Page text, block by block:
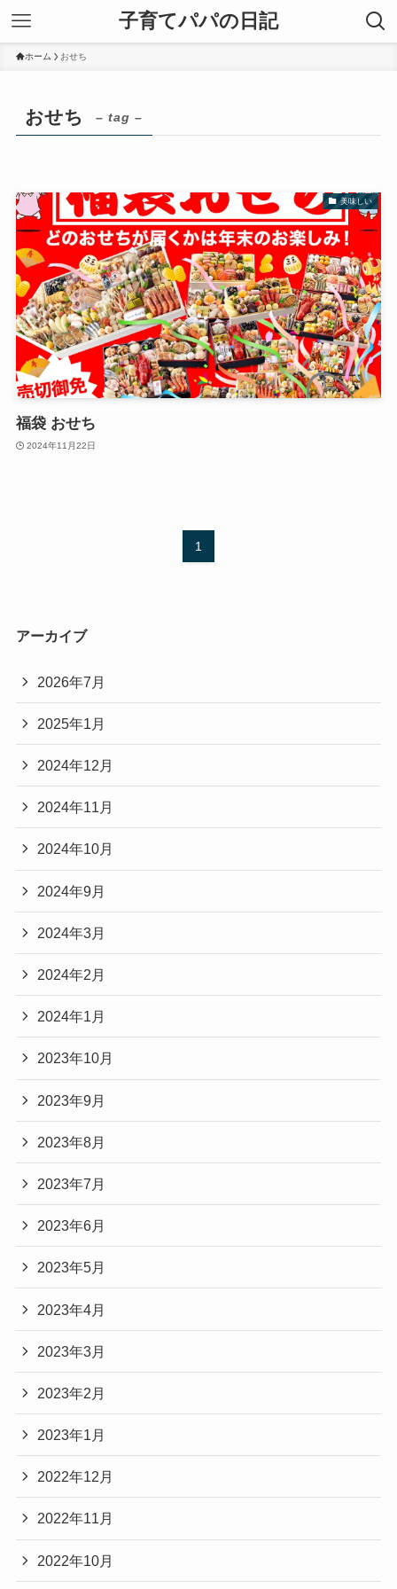
子育てパパの日記
ホーム おせち
おせち – tag –
美味しい
福袋 おせち
2024年11月22日
1
アーカイブ
2026年7月
2025年1月
2024年12月
2024年11月
2024年10月
2024年9月
2024年3月
2024年2月
2024年1月
2023年10月
2023年9月
2023年8月
2023年7月
2023年6月
2023年5月
2023年4月
2023年3月
2023年2月
2023年1月
2022年12月
2022年11月
2022年10月